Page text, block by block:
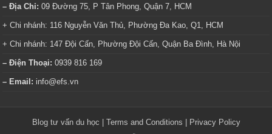
– Địa Chỉ: 09 Đường 75, P Tân Phong, Quận 7, HCM
+ Chi nhánh: 116 Nguyễn Văn Thủ, Phường Đa Kao, Q1, HCM
+ Chi nhánh: 147 Đội Cấn, Phường Đội Cấn, Quận Ba Đình, Hà Nội
– Điện Thoại: 0939 816 169
– Email: info@efs.vn
Blog tư vấn du học Terms and Conditions Privacy Policy